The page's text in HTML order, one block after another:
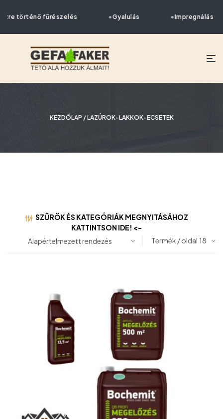
történő fűrészelés Gyalulás Impregnálás
KEZDŐLAP / LAZÚROK-LAKKOK-ECSETEK
SZŰRŐK ÉS KATEGÓRIÁK MEGNYITÁSÁHOZ
KATTINTSON IDE! <-
Termék / oldal